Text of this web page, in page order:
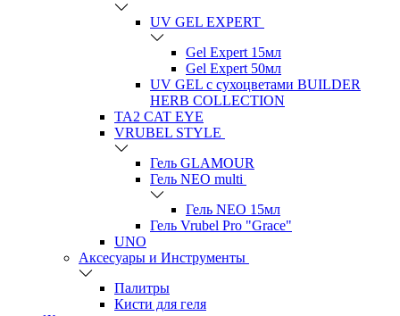
UV GEL EXPERT
Gel Expert 15мл
Gel Expert 50мл
UV GEL с сухоцветами BUILDER
HERB COLLECTION
TA2 CAT EYE
VRUBEL STYLE
Гель GLAMOUR
Гель NEO multi
Гель NEO 15мл
Гель Vrubel Pro "Grace"
UNO
Аксесуары и Инструменты
Палитры
Кисти для геля